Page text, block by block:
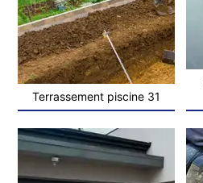
Terrassement piscine 31